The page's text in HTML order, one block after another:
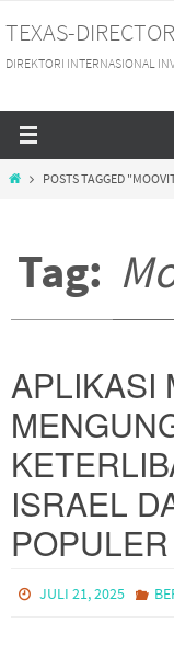
to
content
TEXAS-
DIREKTORI INTERNASIONAL
HOMEPOSTS TAGGED
Tag:
APLIKASI
ISRAEL
POPULER
JULI 21, 2025